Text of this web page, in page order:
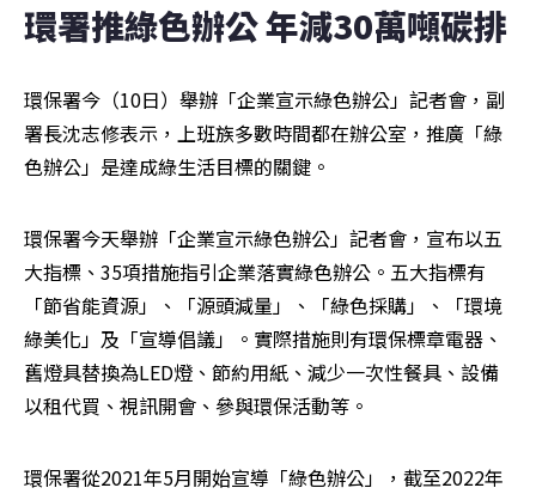
環署推綠色辦公 年減30萬噸碳排
環保署今（10日）舉辦「企業宣示綠色辦公」記者會，副
署長沈志修表示，上班族多數時間都在辦公室，推廣「綠
色辦公」是達成綠生活目標的關鍵。
環保署今天舉辦「企業宣示綠色辦公」記者會，宣布以五
大指標、35項措施指引企業落實綠色辦公。五大指標有
「節省能資源」、「源頭減量」、「綠色採購」、「環境
綠美化」及「宣導倡議」。實際措施則有環保標章電器、
舊燈具替換為LED燈、節約用紙、減少一次性餐具、設備
以租代買、視訊開會、參與環保活動等。
環保署從2021年5月開始宣導「綠色辦公」，截至2022年